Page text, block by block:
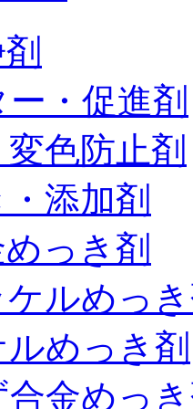
・促進剤
色防止剤
添加剤
っき剤
ルめっ
めっき剤
金めっ